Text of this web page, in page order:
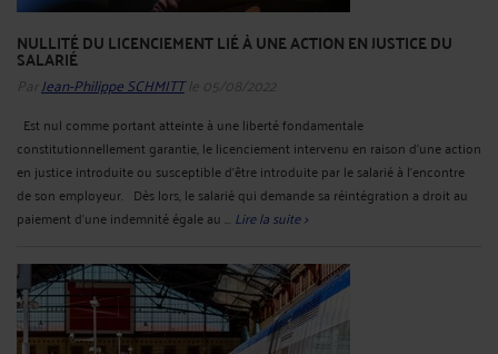
NULLITÉ DU LICENCIEMENT LIÉ À UNE ACTION EN JUSTICE DU
SALARIÉ
Par Jean-Philippe SCHMITTle 05/08/2022
Est nul comme portant atteinte à une liberté fondamentale
constitutionnellement garantie, le licenciement intervenu en raison d'une action
en justice introduite ou susceptible d'être introduite par le salarié à l'encontre
de son employeur. Dès lors, le salarié qui demande sa réintégration a droit au
paiement d'une indemnité égale au ... Lire la suite >